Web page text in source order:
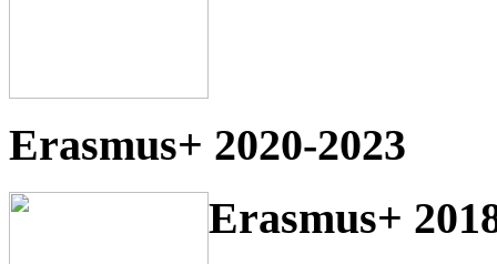
Erasmus+ 2020-2023
Erasmus+